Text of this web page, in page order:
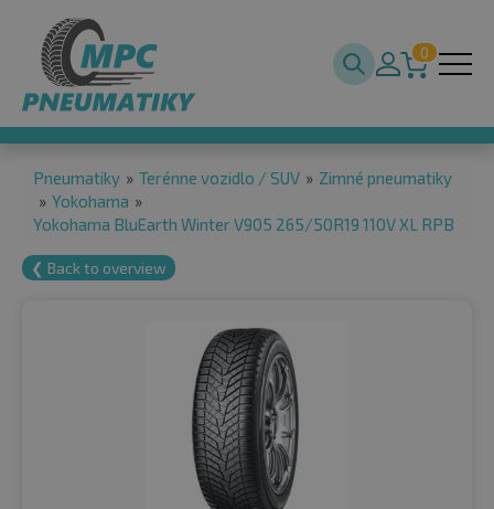
0
Pneumatiky » Terénne vozidlo / SUV » Zimné pneumatiky
» Yokohama »
Yokohama BluEarth Winter V905 265/50R19 110V XL RPB
❮ Back to overview